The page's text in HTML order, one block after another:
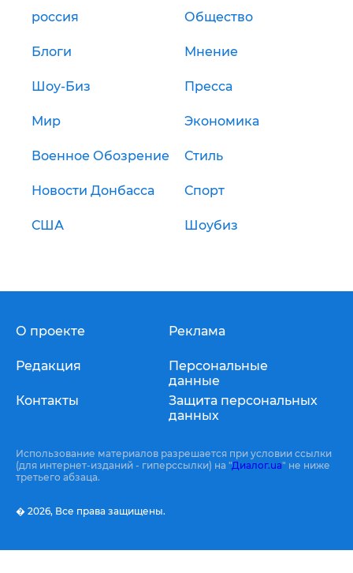
россия Общество
Блоги Мнение
Шоу-Биз Пресса
Мир Экономика
Военное Обозрение Стиль
Новости Донбасса Спорт
США Шоубиз
О проекте
Редакция
Контакты
Реклама
Персональные
данные
Защита персональных
данных
Использование материалов разрешается при условии ссылки
(для интернет-изданий - гиперссылки) на "Диалог.ua" не ниже
третьего абзаца.
� 2026, Все права защищены.